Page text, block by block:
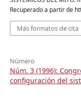
Recuperado a partir de
Más formatos de cita
Número
Núm. 3 (1996):
configuración del